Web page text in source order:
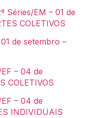
Séries/EM – 01 de
COLETIVOS
de setembro –
– 04 de
COLETIVOS
– 04 de
INDIVIDUAIS